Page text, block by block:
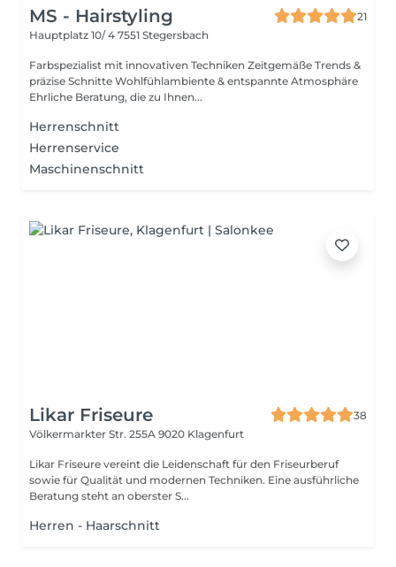
MS - Hairstyling
21
Hauptplatz 10/ 4 7551 Stegersbach
Farbspezialist mit innovativen Techniken Zeitgemäße Trends &
präzise Schnitte Wohlfühlambiente & entspannte Atmosphäre
Ehrliche Beratung, die zu Ihnen...
Herrenschnitt
Herrenservice
Maschinenschnitt
Likar Friseure
38
Völkermarkter Str. 255A 9020 Klagenfurt
Likar Friseure vereint die Leidenschaft für den Friseurberuf
sowie für Qualität und modernen Techniken. Eine ausführliche
Beratung steht an oberster S...
Herren - Haarschnitt